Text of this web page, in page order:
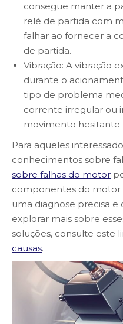
consegue manter a
relé de partida com
falhar ao fornecer a
de partida.
Vibração: A vibração
durante o
tipo de problema
corrente irregular ou
movimento
Para aqueles
conhecimentos sobre
sobre falhas do motor
componentes do motor
uma diagnose precisa e
explorar mais sobre
soluções, consulte este
causas.